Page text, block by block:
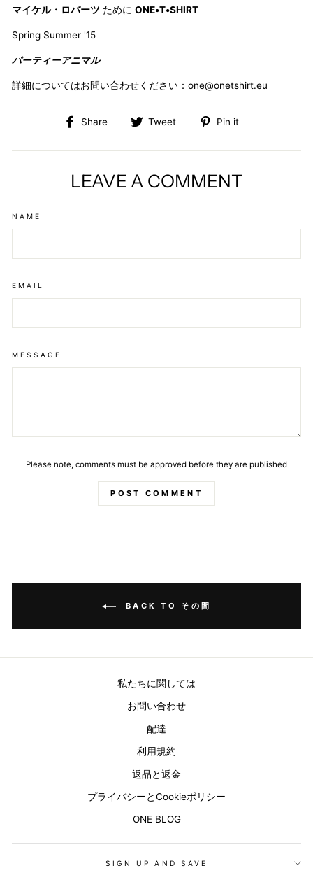
マイケル・ロバーツ ために ONE•T•SHIRT
Spring Summer '15
パーティーアニマル
詳細についてはお問い合わせください：one@onetshirt.eu
Share
Share
Facebook
Tweet
Tweet
Twitter
Pin it
Pinterest
LEAVE A COMMENT
NAME
EMAIL
MESSAGE
Please note, comments must be approved before they are published
POST COMMENT
BACK TO その間
私たちに関しては
お問い合わせ
配達
利用規約
返品と返金
プライバシーとCookieポリシー
ONE BLOG
SIGN UP AND SAVE